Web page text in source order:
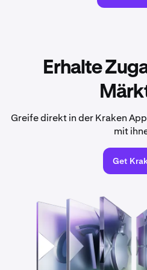
Erhalte
Greife direkt in der Kraken
mit
Get